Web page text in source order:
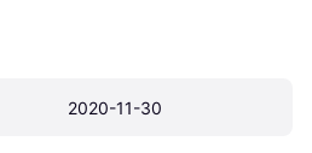
2020-11-30